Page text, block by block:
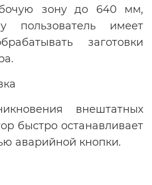
зону до 640 мм,
пользователь имеет
заготовки
внештатных
быстро останавливает
аварийной кнопки.